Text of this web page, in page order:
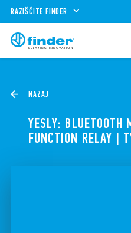
RAZIŠČITE FINDER
NAZAJ
YESLY: BLUETOOTH
FUNCTION RELAY |